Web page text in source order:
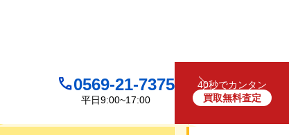
0569-21-7375
平日9:00~17:00
40秒でカンタン
買取無料査定
買取について